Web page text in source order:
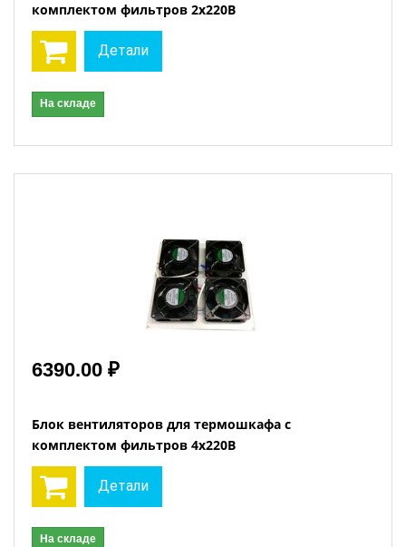
комплектом фильтров 2х220В
Детали
На складе
6390.00 ₽
Блок вентиляторов для термошкафа с
комплектом фильтров 4х220В
Детали
На складе